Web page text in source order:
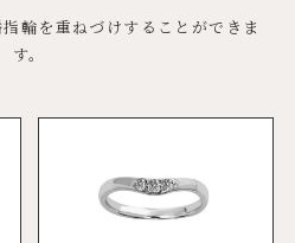
輪を重ねづけすることができま
す。